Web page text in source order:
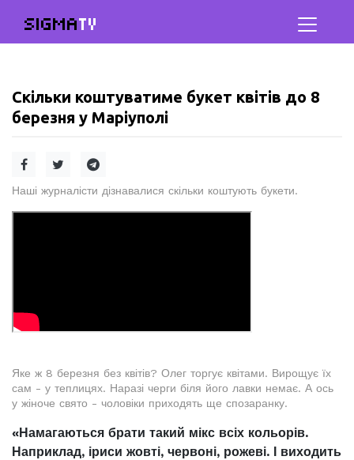
SIGMATV
Скільки коштуватиме букет квітів до 8
березня у Маріуполі
Наші журналісти дізнавалися скільки коштують букети.
Яке ж 8 березня без квітів? Олег торгує квітами. Вирощує їх
сам - у теплицях. Наразі черги біля його лавки немає. А ось
у жіноче свято - чоловіки приходять ще спозаранку.
«Намагаються брати такий мікс всіх кольорів.
Наприклад, іриси жовті, червоні, рожеві. І виходить